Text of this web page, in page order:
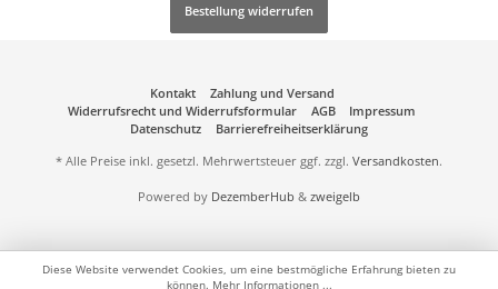
Bestellung widerrufen
Kontakt
Zahlung und Versand
Widerrufsrecht und Widerrufsformular
AGB
Impressum
Datenschutz
Barrierefreiheitserklärung
* Alle Preise inkl. gesetzl. Mehrwertsteuer ggf. zzgl. Versandkosten.
Powered by DezemberHub & zweigelb
Diese Website verwendet Cookies, um eine bestmögliche Erfahrung bieten zu
können. Mehr Informationen ...